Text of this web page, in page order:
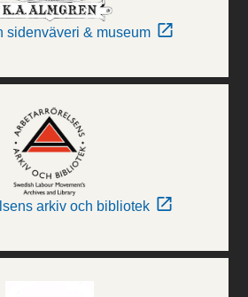
sidenväveri & museum
arkiv och bibliotek